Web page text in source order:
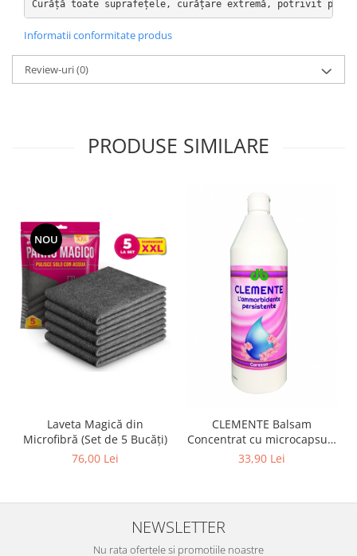
Rezerva mop
Solutie anticalcar pentru cafetiere
Solutie curatare aparatura
electronica
Curăță toate suprafețele, curățare extremă, potrivit
Informatii conformitate produs
Review-uri(0)
PRODUSE SIMILARE
NOU
Laveta Magică din
Microfibră (Set de 5 Bucăți)
76,00 Lei
CLEMENTE Balsam
Concentrat cu microcapsule
Carezza 1L
33,90 Lei
NEWSLETTER
Nu rata ofertele si promotiile noastre